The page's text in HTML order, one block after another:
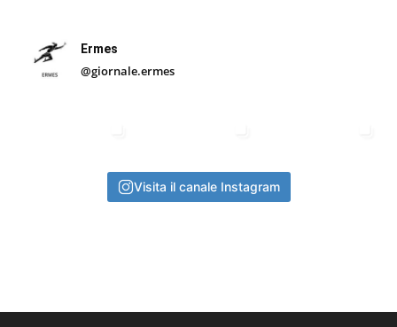
Ermes
@giornale.ermes
Visita il canale Instagram